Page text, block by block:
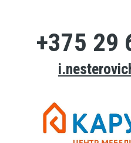
+375 29